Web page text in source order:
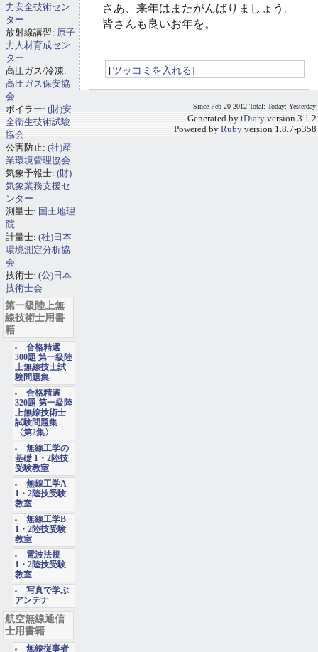
さあ、来年はまたがんばりましょう。
皆さんも良いお年を。
[ツッコミを入れる]
力安全技術セン
ター
放射線講習: 原子
力人材育成セン
ター
高圧ガス/冷凍:
高圧ガス保安協
会
ボイラー:(財)安
全衛生技術試験
協会
公害防止: (社)産
業環境管理協会
気象予報士: (財)
気象業務支援セ
ンター
測量士: 国土地理
院
計量士: (社)日本
環境測定分析協
会
技術士: (公)日本
技術士会
第一級陸上無
線技術士用書
籍
合格精選
300題 第一級陸
上無線技士試
験問題集
合格精選
320題 第一級陸
上無線技術士
試験問題集
〈第2集〉
無線工学の
基礎 1・2陸技
受験教室
無線工学A
1・2陸技受験
教室
無線工学B
1・2陸技受験
教室
電波法規
1・2陸技受験
教室
写真で学ぶ
アンテナ
航空無線通信
士用書籍
無線従事者
Since Feb-20-2012 Total: Today: Yesterday:
Generated by tDiary version 3.1.2
Powered by Ruby version 1.8.7-p358